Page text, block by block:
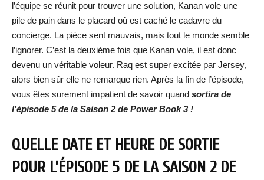
l’équipe se réunit pour trouver une solution, Kanan vole une
pile de pain dans le placard où est caché le cadavre du
concierge. La pièce sent mauvais, mais tout le monde semble
l’ignorer. C’est la deuxième fois que Kanan vole, il est donc
devenu un véritable voleur. Raq est super excitée par Jersey,
alors bien sûr elle ne remarque rien. Après la fin de l’épisode,
vous êtes surement impatient de savoir quand sortira de
l’épisode 5 de la Saison 2 de Power Book 3 !
QUELLE DATE ET HEURE DE SORTIE
POUR L’ÉPISODE 5 DE LA SAISON 2 DE